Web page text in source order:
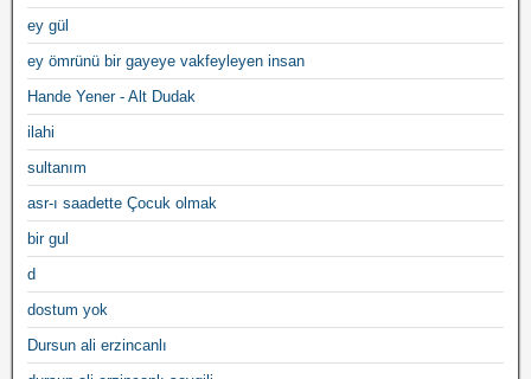
ey gül
ey ömrünü bir gayeye vakfeyleyen insan
Hande Yener - Alt Dudak
ilahi
sultanım
asr-ı saadette Çocuk olmak
bir gul
d
dostum yok
Dursun ali erzincanlı